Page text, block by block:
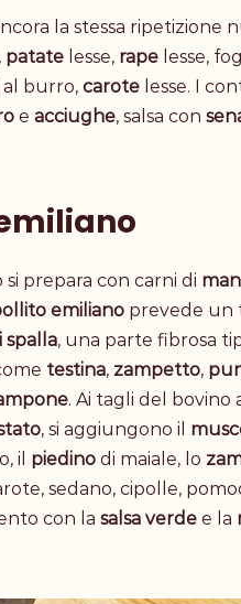
la stessa ripetizione
patate lesse, rape lesse,
al burro, carote lesse. I
e acciughe, salsa con
prepara con carni di
emiliano prevede un
spalla, una parte fibrosa
testina, zampetto,
. Ai tagli del bovino
, si aggiungono il
il piedino di maiale, lo
sedano, cipolle,
con la salsa verde e la